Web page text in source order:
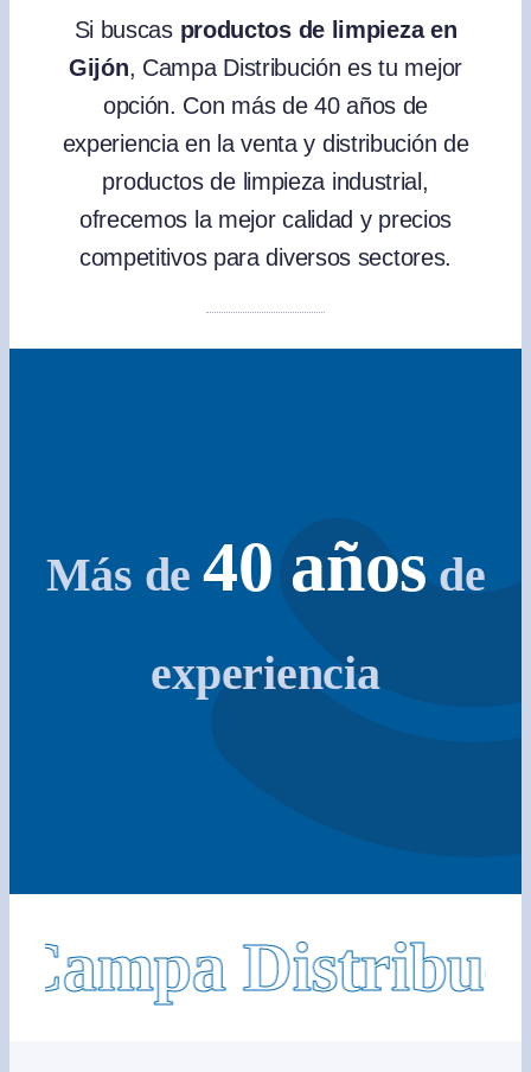
Si buscas productos de limpieza en
Gijón, Campa Distribución es tu mejor
opción. Con más de 40 años de
experiencia en la venta y distribución de
productos de limpieza industrial,
ofrecemos la mejor calidad y precios
competitivos para diversos sectores.
Más de 40 años de
experiencia